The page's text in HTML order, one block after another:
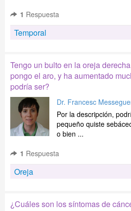
1 Respuesta
Temporal
Tengo un bulto en la oreja
pongo el aro, y ha aumentado
podría ser?
Dr. Francesc
Por la descripción,
pequeño quiste
o bien ...
1 Respuesta
Oreja
¿Cuáles son los síntomas de